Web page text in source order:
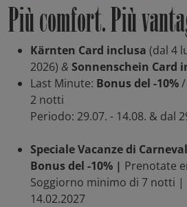
Più comfort. Più
Kärnten Card inclusa (dal 4
2026) & Sonnenschein Card
Last Minute: Bonus del -10%
2 notti
Periodo: 29.07. - 14.08. & dal
Speciale Vacanze di
Bonus del -10% | Prenotate
Soggiorno minimo di 7 notti |
14.02.2027